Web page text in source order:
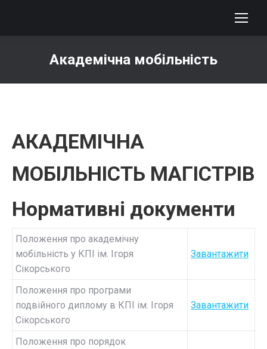
Академічна мобільність
АКАДЕМІЧНА
МОБІЛЬНІСТЬ МАГІСТРІВ
Нормативні документи
Положення про академічну
мобільність у КПІ ім. Ігоря
Сікорського
Завантажити
Положення про програми
подвійного диплому в КПІ ім. Ігоря
Сікорського
Завантажити
Положення про порядок